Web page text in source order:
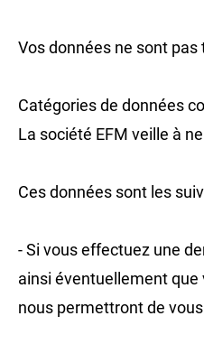
Vos données ne sont
Catégories de données
La société EFM veille à
Ces données sont les
- Si vous effectuez une
ainsi éventuellement que
nous permettront de